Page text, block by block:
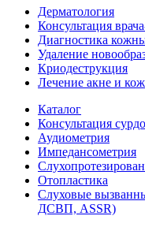
Дерматология
Консультация
Диагностика
Удаление
Криодеструкция
Лечение акне и
Каталог
Консультация
Аудиометрия
Импедансометрия
Отопластика
Слуховые
ДСВП, ASSR)